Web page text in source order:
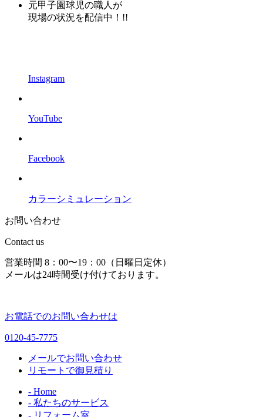
元甲子園球児の職人が
現場の状況を配信中！!!
Instagram
YouTube
Facebook
カラーシミュレーション
お問い合わせ
Contact us
営業時間 8：00〜19：00（日曜日定休）
メールは24時間受け付けております。
お電話でのお問い合わせは
0120-45-7775
メールでお問い合わせ
リモートで御見積り
- Home
- 私たちのサービス